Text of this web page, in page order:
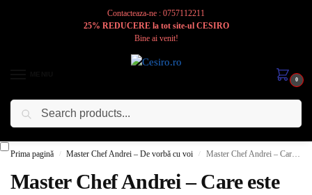
Contacteaza-ne : 0757112211
25% REDUCERE la tot site-ul CESIRO
Bine ai venit!
0
Cesiro
Prima pagină / Master Chef Andrei – De vorbă cu voi / Master Chef Andrei – Care este tipul tău preferat de plăcintă?
Master Chef Andrei – Care este